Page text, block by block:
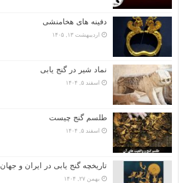
دفینه های هخامنشی
اردیبهشت ۱۳, ۱۴۰۵
نماد شیر در گنج یابی
اسفند ۵, ۱۴۰۴
طلسم گنج چیست
اسفند ۵, ۱۴۰۴
تاریخچه گنج‌ یابی در ایران و جهان
بهمن ۲۷, ۱۴۰۴